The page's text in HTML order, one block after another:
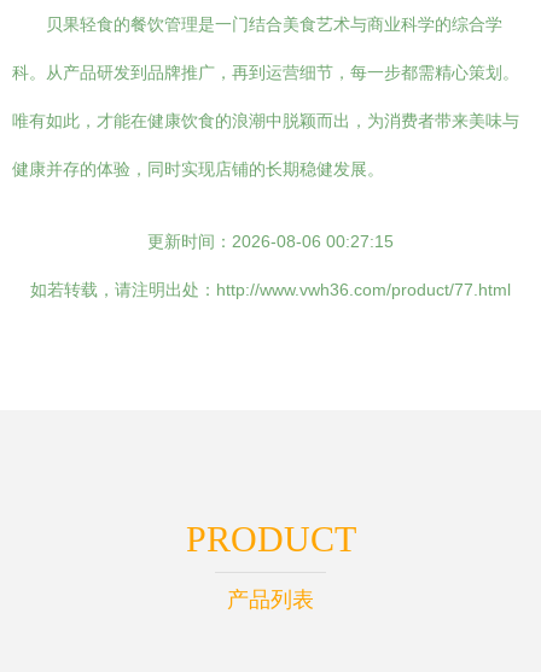
贝果轻食的餐饮管理是一门结合美食艺术与商业科学的综合学
科。从产品研发到品牌推广，再到运营细节，每一步都需精心策划。
唯有如此，才能在健康饮食的浪潮中脱颖而出，为消费者带来美味与
健康并存的体验，同时实现店铺的长期稳健发展。
更新时间：2026-08-06 00:27:15
如若转载，请注明出处：http://www.vwh36.com/product/77.html
PRODUCT
产品列表